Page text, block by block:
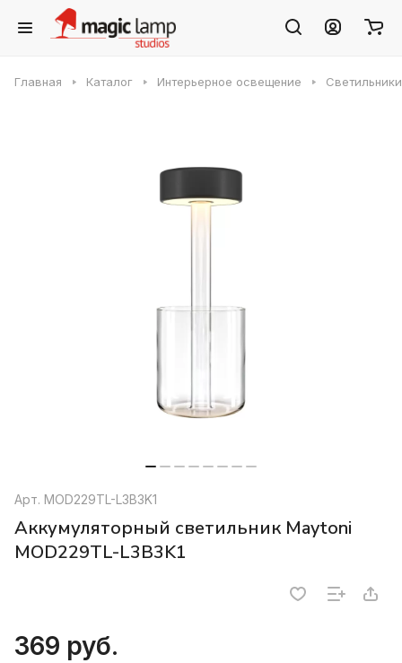
Главная Каталог Интерьерное освещение Светильники
Арт. MOD229TL-L3B3K1
Аккумуляторный светильник Maytoni
MOD229TL-L3B3K1
369 руб.